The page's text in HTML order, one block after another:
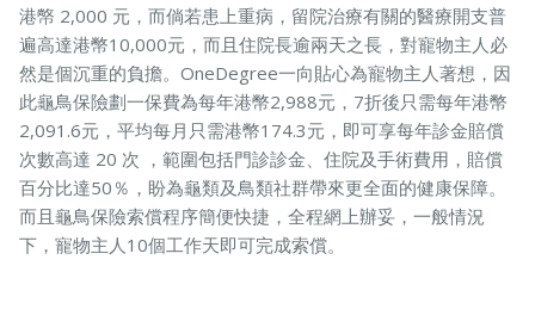
港幤 2,000 元，而倘若患上重病，留院治療有關的醫療開支普
遍高達港幣10,000元，而且住院長逾兩天之長，對寵物主人必
然是個沉重的負擔。OneDegree一向貼心為寵物主人著想，因
此龜鳥保險劃一保費為每年港幣2,988元，7折後只需每年港幣
2,091.6元，平均每月只需港幣174.3元，即可享每年診金賠償
次數高達 20 次 ，範圍包括門診診金、住院及手術費用，賠償
百分比達50％，盼為龜類及鳥類社群帶來更全面的健康保障。
而且龜鳥保險索償程序簡便快捷，全程網上辦妥，一般情況
下，寵物主人10個工作天即可完成索償。